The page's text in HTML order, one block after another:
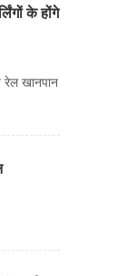
के होंगे
रेल खानपान